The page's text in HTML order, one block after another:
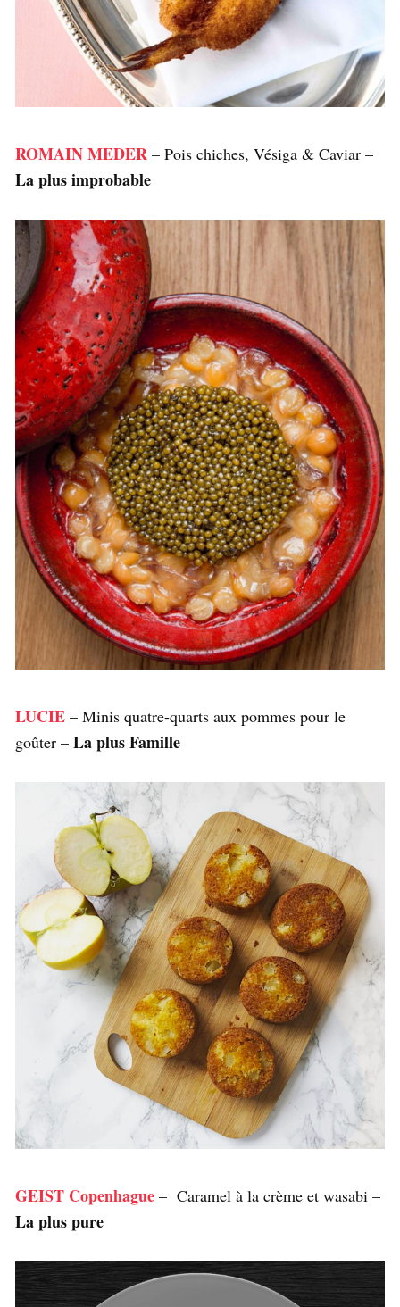
ROMAIN MEDER – Pois chiches, Vésiga & Caviar –
La plus improbable
LUCIE – Minis quatre-quarts aux pommes pour le
goûter – La plus Famille
GEIST Copenhague – Caramel à la crème et wasabi –
La plus pure